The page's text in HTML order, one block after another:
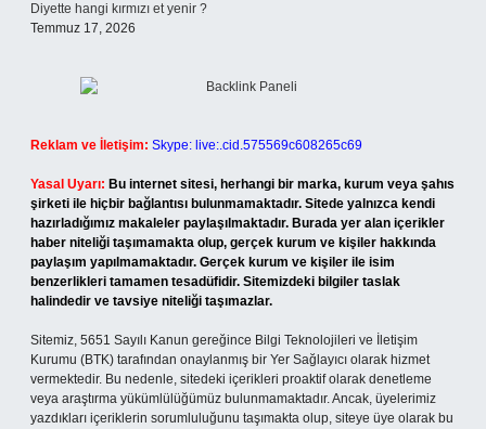
Diyette hangi kırmızı et yenir ?
Temmuz 17, 2026
Reklam ve İletişim: Skype: live:.cid.575569c608265c69
Yasal Uyarı: Bu internet sitesi, herhangi bir marka, kurum veya şahıs
şirketi ile hiçbir bağlantısı bulunmamaktadır. Sitede yalnızca kendi
hazırladığımız makaleler paylaşılmaktadır. Burada yer alan içerikler
haber niteliği taşımamakta olup, gerçek kurum ve kişiler hakkında
paylaşım yapılmamaktadır. Gerçek kurum ve kişiler ile isim
benzerlikleri tamamen tesadüfidir. Sitemizdeki bilgiler taslak
halindedir ve tavsiye niteliği taşımazlar.
Sitemiz, 5651 Sayılı Kanun gereğince Bilgi Teknolojileri ve İletişim
Kurumu (BTK) tarafından onaylanmış bir Yer Sağlayıcı olarak hizmet
vermektedir. Bu nedenle, sitedeki içerikleri proaktif olarak denetleme
veya araştırma yükümlülüğümüz bulunmamaktadır. Ancak, üyelerimiz
yazdıkları içeriklerin sorumluluğunu taşımakta olup, siteye üye olarak bu